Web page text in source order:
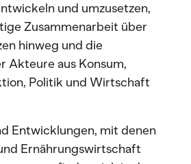
und umzusetzen,
Zusammenarbeit über
hinweg und die
Akteure aus Konsum,
Politik und Wirtschaft
Entwicklungen, mit denen
Ernährungswirtschaft